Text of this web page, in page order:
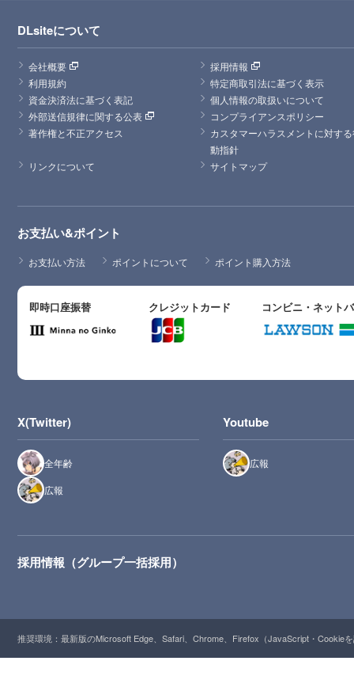
DLsiteについて
会社概要
採用情報
利用規約
特定商取引法に基づく表示
資金決済法に基づく表記
個人情報の取扱いについて
外部送信規律に関する公表
コンプライアンスポリシー
著作権と不正アクセス
カスタマーハラスメントに対す
動指針
リンクについて
サイトマップ
お支払い&ポイント
お支払い方法 ポイントについて ポイント購入方法
即時口座振替 クレジットカード コンビニ・ネット
X(Twitter)
全年齢
広報
Youtube
広報
採用情報（グループ一括採用）
推奨環境：最新版のMicrosoft Edge、Safari、Chrome、Firefox（JavaScript・Cookie